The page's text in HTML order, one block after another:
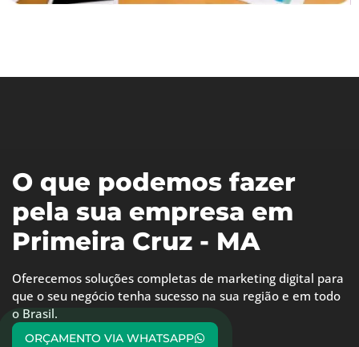
O que podemos fazer
pela sua empresa em
Primeira Cruz - MA
Oferecemos soluções completas de marketing digital para
que o seu negócio tenha sucesso na sua região e em todo
o Brasil.
ORÇAMENTO VIA WHATSAPP